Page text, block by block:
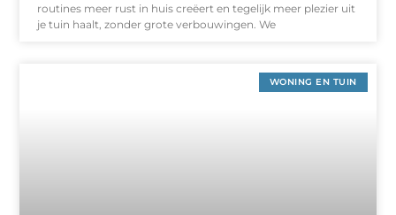
routines meer rust in huis creëert en tegelijk meer plezier uit
je tuin haalt, zonder grote verbouwingen. We
WONING EN TUIN